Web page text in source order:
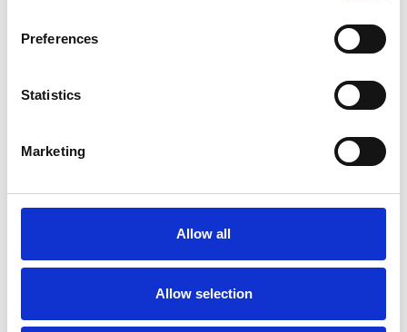
Preferences
Statistics
Marketing
Allow all
Allow selection